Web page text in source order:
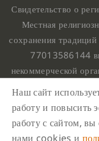
Свидетельство о
Местная
сохранения
77013586144
некоммерческой
Ганден Тендар
Наш адрес : г.
Наш сайт
работу и повысить
работу с сайтом, вы
нами cookies и